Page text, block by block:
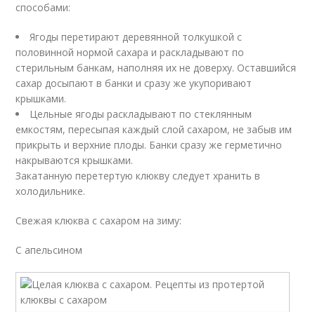
способами:
Ягоды перетирают деревянной толкушкой с
половинной нормой сахара и раскладывают по
стерильным банкам, наполняя их не доверху. Оставшийся
сахар досыпают в банки и сразу же укупоривают
крышками.
Цельные ягоды раскладывают по стеклянным
емкостям, пересыпая каждый слой сахаром, не забыв им
прикрыть и верхние плоды. Банки сразу же герметично
накрываются крышками.
Закатанную перетертую клюкву следует хранить в
холодильнике.
Свежая клюква с сахаром на зиму:
С апельсином